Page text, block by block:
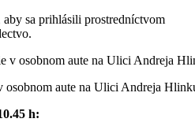
sa prihlásili prostredníctvom
osobnom aute na Ulici Andreja
h: